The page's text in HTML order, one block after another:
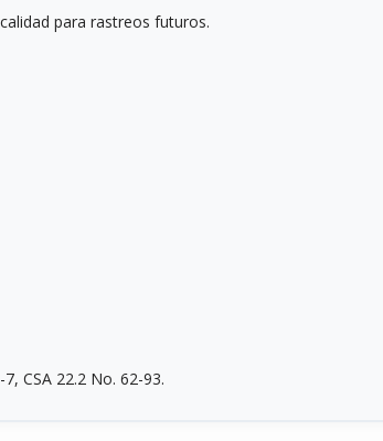
para rastreos futuros.
CSA 22.2 No. 62-93.
sin